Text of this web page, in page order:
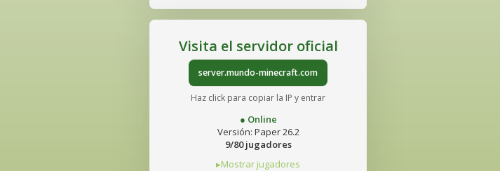
Visita el servidor oficial
server.mundo-minecraft.com
Haz click para copiar la IP y entrar
● Online
Versión: Paper 26.2
9/80 jugadores
Mostrar jugadores